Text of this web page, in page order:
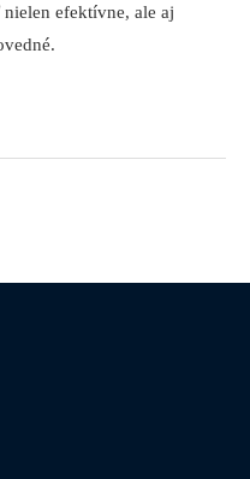
efektívne, ale aj